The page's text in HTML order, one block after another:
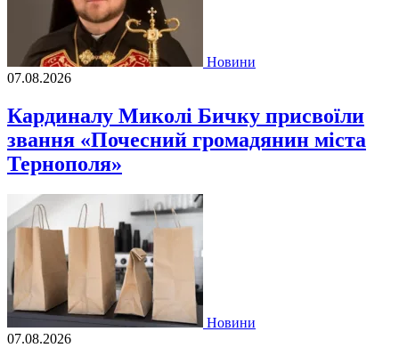
Новини
07.08.2026
Кардиналу Миколі Бичку присвоїли
звання «Почесний громадянин міста
Тернополя»
Новини
07.08.2026